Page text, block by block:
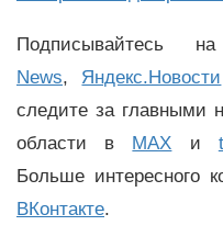
News, Яндекс.Новости
следите за главными
области в MAX и
Больше интересного
ВКонтакте.